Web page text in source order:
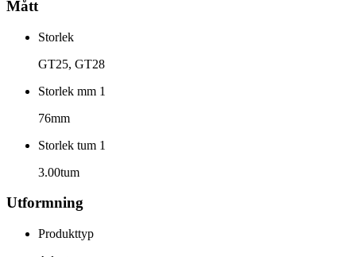
Mått
Storlek
GT25, GT28
Storlek mm 1
76mm
Storlek tum 1
3.00tum
Utformning
Produkttyp